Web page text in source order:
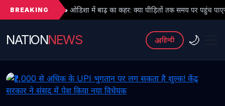
BREAKING
में बाढ़ का कहर: क्या पीड़ितों तक समय पर पहुंच पाएगी राहत? ●
NATIONNEWS अहिन्दी 🌙